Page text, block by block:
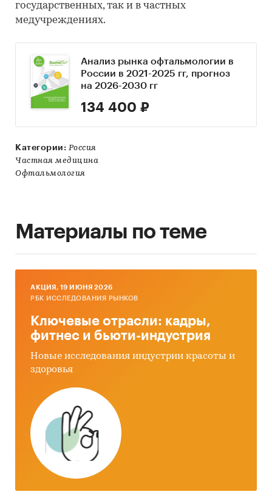
государственных, так и в частных
медучреждениях.
Анализ рынка офтальмологии в
России в 2021-2025 гг, прогноз
на 2026-2030 гг
134 400 ₽
Категории: Россия
Частная медицина
Офтальмология
Материалы по теме
AКЦИЯ, 19 ИЮНЯ 2026
РБК ИССЛЕДОВАНИЯ РЫНКОВ
Ключевые отрасли: кадры,
фитнес и бьюти-индустрия
Новые исследования индустрии красоты и
здоровья